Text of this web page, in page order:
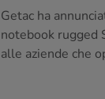
Getac ha
notebook rugged
alle aziende che